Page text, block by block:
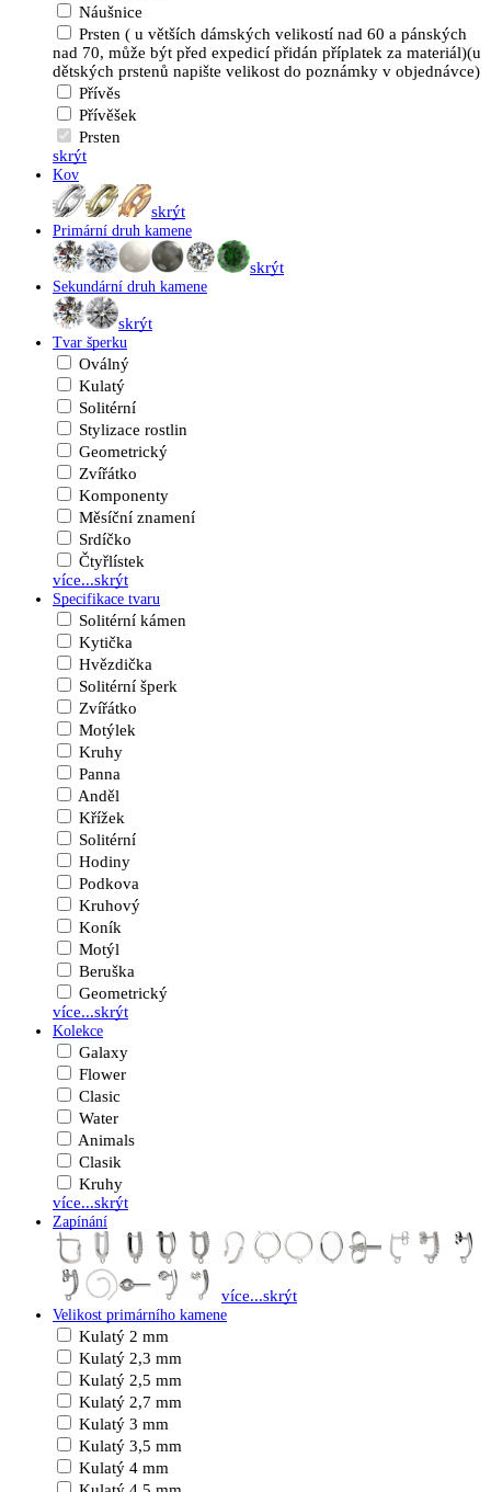
Náušnice
Prsten ( u větších dámských velikostí nad 60 a pánských
nad 70, může být před expedicí přidán příplatek za materiál)(u
dětských prstenů napište velikost do poznámky v objednávce)
Přívěs
Přívěšek
Prsten
skrýt
Kov
skrýt
Primární druh kamene
skrýt
Sekundární druh kamene
skrýt
Tvar šperku
Oválný
Kulatý
Solitérní
Stylizace rostlin
Geometrický
Zvířátko
Komponenty
Měsíční znamení
Srdíčko
Čtyřlístek
více...skrýt
Specifikace tvaru
Solitérní kámen
Kytička
Hvězdička
Solitérní šperk
Zvířátko
Motýlek
Kruhy
Panna
Anděl
Křížek
Solitérní
Hodiny
Podkova
Kruhový
Koník
Motýl
Beruška
Geometrický
více...skrýt
Kolekce
Galaxy
Flower
Clasic
Water
Animals
Clasik
Kruhy
více...skrýt
Zapínání
více...skrýt
Velikost primárního kamene
Kulatý 2 mm
Kulatý 2,3 mm
Kulatý 2,5 mm
Kulatý 2,7 mm
Kulatý 3 mm
Kulatý 3,5 mm
Kulatý 4 mm